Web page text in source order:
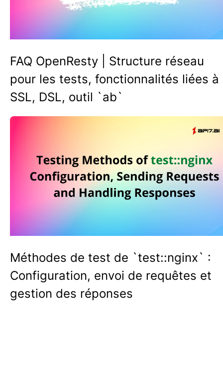
FAQ OpenResty | Structure réseau
pour les tests, fonctionnalités liées à
SSL, DSL, outil `ab`
Méthodes de test de `test::nginx` :
Configuration, envoi de requêtes et
gestion des réponses